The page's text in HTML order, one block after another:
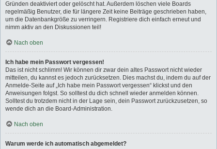
Gründen deaktiviert oder gelöscht hat. Außerdem löschen viele Boards
regelmäßig Benutzer, die für längere Zeit keine Beiträge geschrieben haben,
um die Datenbankgröße zu verringern. Registriere dich einfach erneut und
nimm aktiv an den Diskussionen teil!
Nach oben
Ich habe mein Passwort vergessen!
Das ist nicht schlimm! Wir können dir zwar dein altes Passwort nicht wieder
mitteilen, du kannst es jedoch zurücksetzen. Dies machst du, indem du auf der
Anmelde-Seite auf „Ich habe mein Passwort vergessen“ klickst und den
Anweisungen folgst. So solltest du dich schnell wieder anmelden können.
Solltest du trotzdem nicht in der Lage sein, dein Passwort zurückzusetzen, so
wende dich an die Board-Administration.
Nach oben
Warum werde ich automatisch abgemeldet?